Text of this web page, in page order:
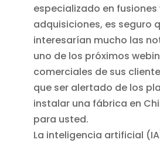
especializado en fusiones
adquisiciones, es seguro
interesarían mucho las
uno de los próximos
comerciales de sus
que ser alertado de los
instalar una fábrica en
para usted.
La inteligencia artificial